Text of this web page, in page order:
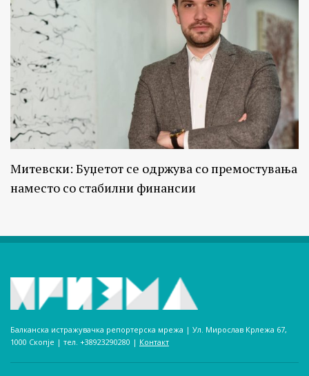
Митевски: Буџетот се одржува со премостувања
наместо со стабилни финансии
Балканска истражувачка репортерска мрежа | Ул. Мирослав Крлежа 67,
1000 Скопје | тел. +38923290280­ | Контакт